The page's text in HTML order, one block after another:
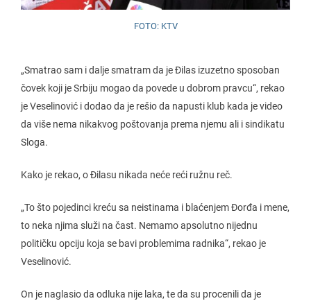
FOTO: KTV
„Smatrao sam i dalje smatram da je Đilas izuzetno sposoban
čovek koji je Srbiju mogao da povede u dobrom pravcu“, rekao
je Veselinović i dodao da je rešio da napusti klub kada je video
da više nema nikakvog poštovanja prema njemu ali i sindikatu
Sloga.
Kako je rekao, o Đilasu nikada neće reći ružnu reč.
„To što pojedinci kreću sa neistinama i blaćenjem Đorđa i mene,
to neka njima služi na čast. Nemamo apsolutno nijednu
političku opciju koja se bavi problemima radnika“, rekao je
Veselinović.
On je naglasio da odluka nije laka, te da su procenili da je